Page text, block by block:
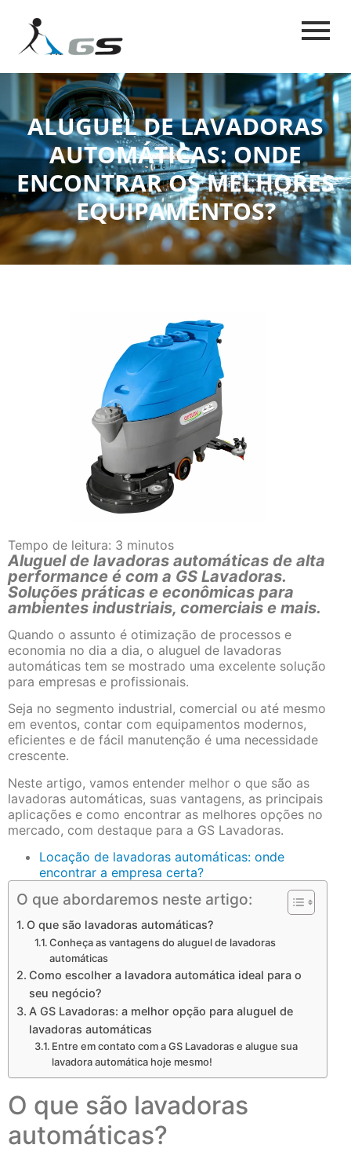
ALUGUEL DE LAVADORAS
AUTOMÁTICAS: ONDE
ENCONTRAR OS MELHORES
EQUIPAMENTOS?
Tempo de leitura: 3 minutos
Aluguel de lavadoras automáticas de alta
performance é com a GS Lavadoras.
Soluções práticas e econômicas para
ambientes industriais, comerciais e mais.
Quando o assunto é otimização de processos e
economia no dia a dia, o aluguel de lavadoras
automáticas tem se mostrado uma excelente solução
para empresas e profissionais.
Seja no segmento industrial, comercial ou até mesmo
em eventos, contar com equipamentos modernos,
eficientes e de fácil manutenção é uma necessidade
crescente.
Neste artigo, vamos entender melhor o que são as
lavadoras automáticas, suas vantagens, as principais
aplicações e como encontrar as melhores opções no
mercado, com destaque para a GS Lavadoras.
Locação de lavadoras automáticas: onde
encontrar a empresa certa?
O que abordaremos neste artigo:
O que são lavadoras automáticas?
Conheça as vantagens do aluguel de lavadoras
automáticas
Como escolher a lavadora automática ideal para o
seu negócio?
A GS Lavadoras: a melhor opção para aluguel de
lavadoras automáticas
Entre em contato com a GS Lavadoras e alugue sua
lavadora automática hoje mesmo!
O que são lavadoras
automáticas?